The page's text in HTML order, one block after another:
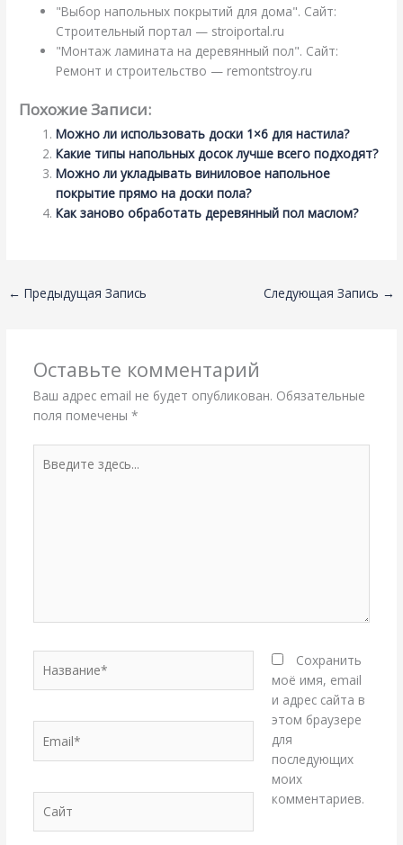
"Выбор напольных покрытий для дома". Сайт:
Строительный портал — stroiportal.ru
"Монтаж ламината на деревянный пол". Сайт:
Ремонт и строительство — remontstroy.ru
Похожие Записи:
Можно ли использовать доски 1×6 для настила?
Какие типы напольных досок лучше всего подходят?
Можно ли укладывать виниловое напольное
покрытие прямо на доски пола?
Как заново обработать деревянный пол маслом?
← Предыдущая Запись Следующая Запись →
Оставьте комментарий
Ваш адрес email не будет опубликован. Обязательные
поля помечены *
здесь...
Сохранить
моё имя, email
и адрес сайта в
этом браузере
для
последующих
моих
комментариев.